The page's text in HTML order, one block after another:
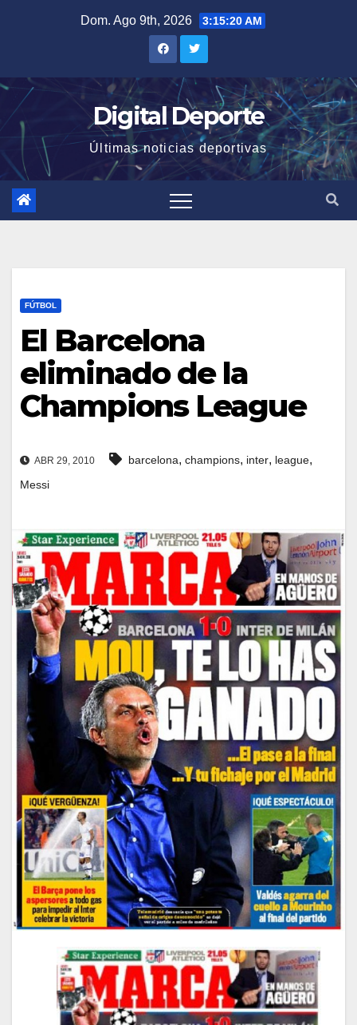
Dom. Ago 9th, 2026 3:15:21 AM
Digital Deporte
Últimas noticias deportivas
FÚTBOL
El Barcelona
eliminado de la
Champions League
ABR 29, 2010 barcelona, champions, inter, league,
Messi